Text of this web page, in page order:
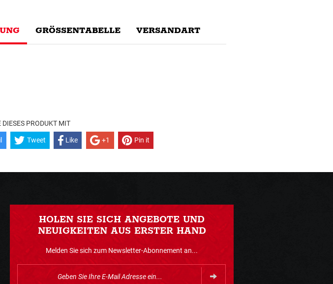
GRÖSSENTABELLE VERSANDART
DIESES PRODUKT MIT
Tweet Like +1 Pin it
HOLEN SIE SICH ANGEBOTE UND
NEUIGKEITEN AUS ERSTER HAND
Melden Sie sich zum Newsletter-Abonnement an...